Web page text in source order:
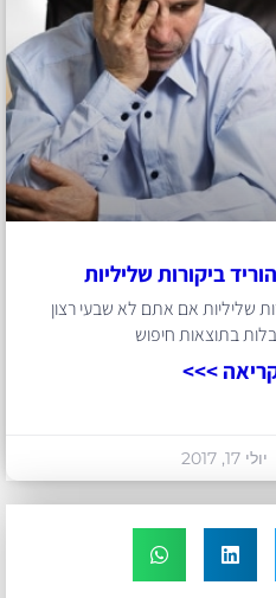
ביקורות שליליות
שליליות אם אתם לא שבעי רצון
בתוצאות חיפוש
>>>
יולי 17, 2017